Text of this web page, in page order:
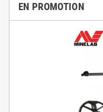
EN PROMOTION